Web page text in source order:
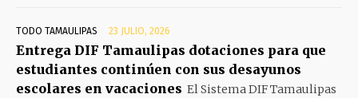
TODO TAMAULIPAS 23 JULIO, 2026
Entrega DIF Tamaulipas dotaciones para que
estudiantes continúen con sus desayunos
escolares en vacaciones El Sistema DIF Tamaulipas